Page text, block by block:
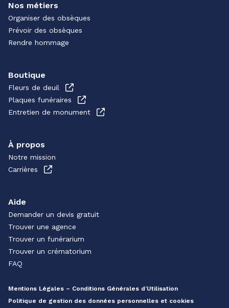
Nos métiers
Organiser des obsèques
Prévoir des obsèques
Rendre hommage
Boutique
Fleurs de deuil
Plaques funéraires
Entretien de monument
À propos
Notre mission
Carrières
Aide
Demander un devis gratuit
Trouver une agence
Trouver un funérarium
Trouver un crématorium
FAQ
Mentions Légales – Conditions Générales d’Utilisation
Politique de gestion des données personnelles et cookies